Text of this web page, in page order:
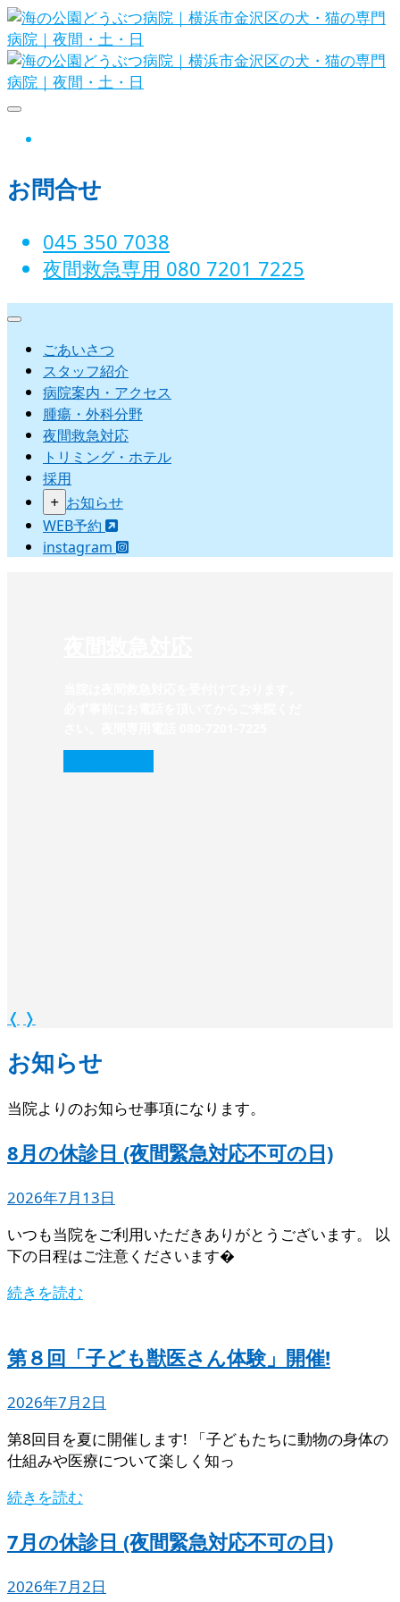
Skip
to
content
海の公園どうぶつ病院｜横
浜市金沢区の犬・猫の専門
お問合せ
045 350 7038‬
夜間救急専用 080 7201 7225‬
ごあいさつ
スタッフ紹介
病院案内・アクセス
腫瘍・外科分野
夜間救急対応
トリミング・ホテル
採用
+ お知らせ
WEB予約
instagram
❬ ❭
お知らせ
当院よりのお知らせ事項になります。
8月の休診日 (夜間緊急対応不可の日)
2026年7月13日
いつも当院をご利用いただきありがとうございます。 以
下の日程はご注意くださいます�
続きを読む
第８回「子ども獣医さん体験」開催!
2026年7月2日
第8回目を夏に開催します! 「子どもたちに動物の身体の
仕組みや医療について楽しく知っ
続きを読む
7月の休診日 (夜間緊急対応不可の日)
2026年7月2日